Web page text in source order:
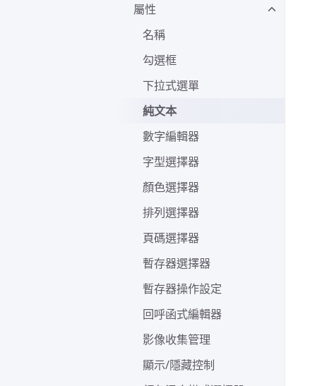
屬性
名稱
勾選框
下拉式選單
純文本
數字編輯器
字型選擇器
顏色選擇器
排列選擇器
頁碼選擇器
暫存器選擇器
暫存器操作設定
回呼函式編輯器
影像收集管理
顯示/隱藏控制